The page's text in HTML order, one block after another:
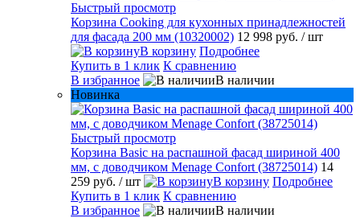
Быстрый просмотр
Корзина Cooking для кухонных принадлежностей
для фасада 200 мм (10320002) 12 998 руб. / шт
В корзину Подробнее
Купить в 1 клик К сравнению
В избранное
В наличии
Новинка
Быстрый просмотр
Корзина Basic на распашной фасад шириной 400
мм, с доводчиком Menage Confort (38725014) 14
259 руб. / шт В корзину Подробнее
Купить в 1 клик К сравнению
В избранное
В наличии